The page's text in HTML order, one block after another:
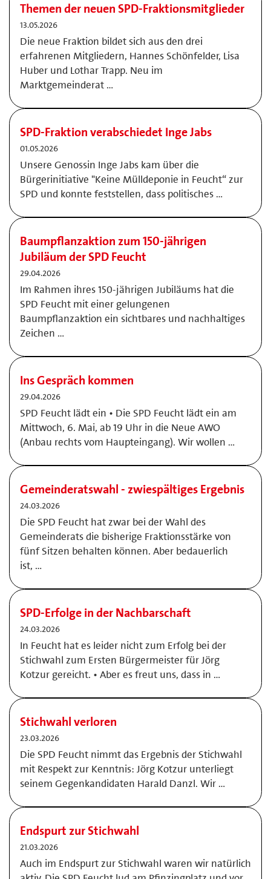
Themen der neuen SPD-Fraktionsmitglieder
13.05.2026
Die neue Fraktion bildet sich aus den drei
erfahrenen Mitgliedern, Hannes Schönfelder, Lisa
Huber und Lothar Trapp. Neu im
Marktgemeinderat …
SPD-Fraktion verabschiedet Inge Jabs
01.05.2026
Unsere Genossin Inge Jabs kam über die
Bürgerinitiative "Keine Mülldeponie in Feucht“ zur
SPD und konnte feststellen, dass politisches …
Baumpflanzaktion zum 150-jährigen
Jubiläum der SPD Feucht
29.04.2026
Im Rahmen ihres 150-jährigen Jubiläums hat die
SPD Feucht mit einer gelungenen
Baumpflanzaktion ein sichtbares und nachhaltiges
Zeichen …
Ins Gespräch kommen
29.04.2026
SPD Feucht lädt ein • Die SPD Feucht lädt ein am
Mittwoch, 6. Mai, ab 19 Uhr in die Neue AWO
(Anbau rechts vom Haupteingang). Wir wollen …
Gemeinderatswahl - zwiespältiges Ergebnis
24.03.2026
Die SPD Feucht hat zwar bei der Wahl des
Gemeinderats die bisherige Fraktionsstärke von
fünf Sitzen behalten können. Aber bedauerlich
ist, …
SPD-Erfolge in der Nachbarschaft
24.03.2026
In Feucht hat es leider nicht zum Erfolg bei der
Stichwahl zum Ersten Bürgermeister für Jörg
Kotzur gereicht. • Aber es freut uns, dass in …
Stichwahl verloren
23.03.2026
Die SPD Feucht nimmt das Ergebnis der Stichwahl
mit Respekt zur Kenntnis: Jörg Kotzur unterliegt
seinem Gegenkandidaten Harald Danzl. Wir …
Endspurt zur Stichwahl
21.03.2026
Auch im Endspurt zur Stichwahl waren wir natürlich